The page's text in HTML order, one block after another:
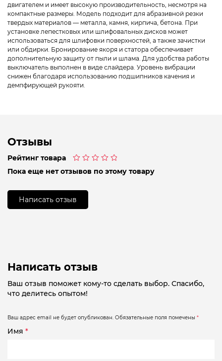
двигателем и имеет высокую производительность, несмотря на
компактные размеры. Модель подходит для абразивной резки
твердых материалов — металла, камня, кирпича, бетона. При
установке лепестковых или шлифовальных дисков может
использоваться для шлифовки поверхностей, а также зачистки
или обдирки. Бронирование якоря и статора обеспечивает
дополнительную защиту от пыли и шлама. Для удобства работы
выключатель выполнен в виде слайдера. Уровень вибрации
снижен благодаря использованию подшипников качения и
демпфирующей рукояти.
Отзывы
Рейтинг товара
0
Пока еще нет отзывов по этому товару
Написать отзыв
Написать отзыв
Ваш отзыв поможет кому-то сделать выбор. Спасибо,
что делитесь опытом!
Ваш адрес email не будет опубликован. Обязательные поля помечены *
Имя *